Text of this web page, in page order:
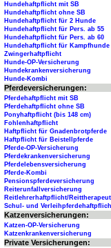
Hundehaftpflicht mit SB
Hundehaftpflicht ohne SB
Hundehaftpflicht für 2 Hunde
Hundehaftpflicht für Pers. ab 55
Hundehaftpflicht für Pers. ab 60
Hundehaftpflicht für Kampfhunde
Zwingerhaftpflicht
Hunde-OP-Versicherung
Hundekrankenversicherung
Hunde-Kombi
Pferdeversicherungen:
Pferdehaftpflicht mit SB
Pferdehaftpflicht ohne SB
Ponyhaftpflicht (bis 148 cm)
Fohlenhaftpflicht
Haftpflicht für Gnadenbrotpferde
Haftpflicht für Beistellpferde
Pferde-OP-Versicherung
Pferdekrankenversicherung
Pferdelebensversicherung
Pferde-Kombi
Pensionspferdeversicherung
Reiterunfallversicherung
Reitlehrerhaftpflicht/Reittherapeut
Schul- und
Katzenversicherungen:
Katzen-OP-Versicherung
Katzenkrankenversicherung
Private Versicherungen: